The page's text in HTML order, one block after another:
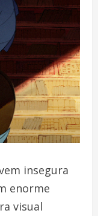
insegura
enorme
visual